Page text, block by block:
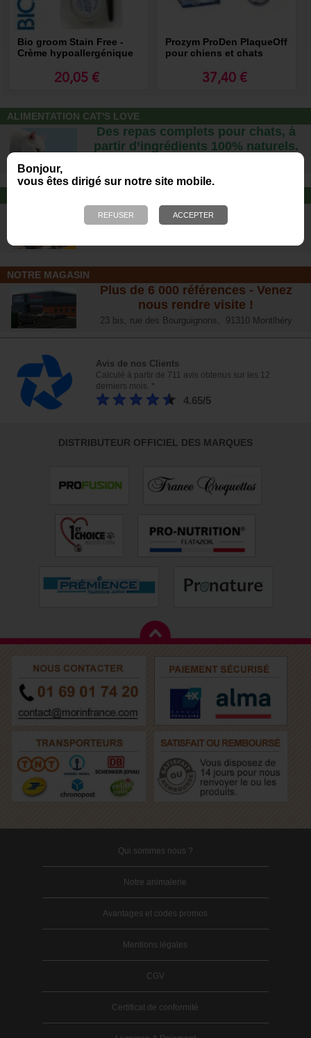
Bonjour,
vous êtes dirigé sur notre site mobile.
Bio groom Stain Free -
Crème hypoallergénique
20,05 €
Prozym ProDen PlaqueOff
pour chiens et chats
37,40 €
ALIMENTATION CAT'S LOVE
Des repas complets pour chats, à
partir d’ingrédients 100% naturels.
Offrez-lui un jouet pour des heures
de plaisirs !
NOTRE MAGASIN
Plus de 6 000 références - Venez
nous rendre visite !
23 bis, rue des Bourguignons, 91310 Montlhéry
Avis de nos Clients
Calculé à partir de 711 avis obtenus sur les 12
derniers mois. *
4.65/5
DISTRIBUTEUR OFFICIEL DES MARQUES
Qui sommes nous ?
Notre animalerie
Avantages et codes promos
Mentions légales
CGV
Certificat de conformité